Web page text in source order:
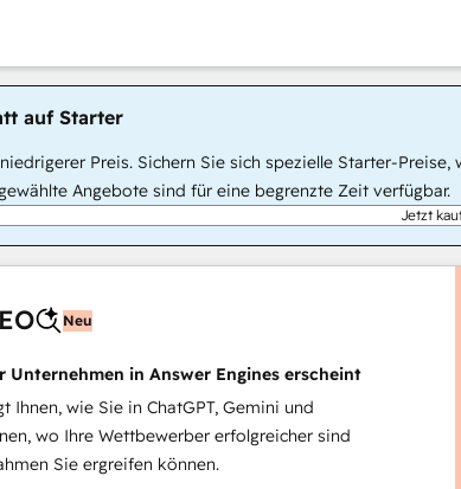
auf Starter
Preis. Sichern Sie sich spezielle Starter-
Angebote sind für eine begrenzte Zeit verfügbar.
Jetzt
Neu
Unternehmen in Answer Engines erscheint
Ihnen, wie Sie in ChatGPT, Gemini und
wo Ihre Wettbewerber erfolgreicher sind
Sie ergreifen können.